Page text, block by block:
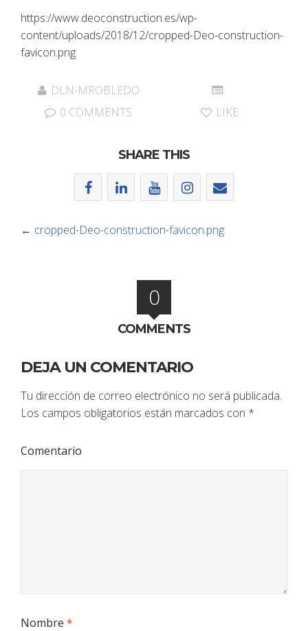
https://www.deoconstruction.es/wp-
content/uploads/2018/12/cropped-Deo-construction-
favicon.png
DLN-MROBLEDO
0 COMMENTS
LIKE
SHARE THIS
← cropped-Deo-construction-favicon.png
0
COMMENTS
DEJA UN COMENTARIO
Tu dirección de correo electrónico no será publicada.
Los campos obligatorios están marcados con *
Comentario
Nombre *